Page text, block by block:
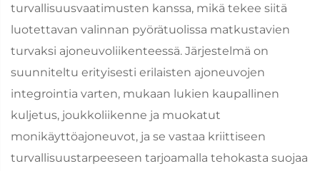
turvallisuusvaatimusten kanssa, mikä tekee siitä
luotettavan valinnan pyörätuolissa matkustavien
turvaksi ajoneuvoliikenteessä. Järjestelmä on
suunniteltu erityisesti erilaisten ajoneuvojen
integrointia varten, mukaan lukien kaupallinen
kuljetus, joukkoliikenne ja muokatut
monikäyttöajoneuvot, ja se vastaa kriittiseen
turvallisuustarpeeseen tarjoamalla tehokasta suojaa